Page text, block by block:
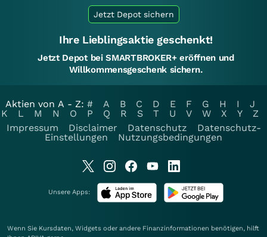
Jetzt Depot sichern
Ihre Lieblingsaktie geschenkt!
Jetzt Depot bei SMARTBROKER+ eröffnen und
Willkommensgeschenk sichern.
Aktien von A - Z: # A B C D E F G H I
J
K
L M N O P Q R S T U V W X Y
Z
Impressum
Disclaimer Datenschutz
Datenschutz-
Einstellungen
Nutzungsbedingungen
Unsere Apps:
Wenn Sie Kursdaten, Widgets oder andere Finanzinformationen benötigen, hilft